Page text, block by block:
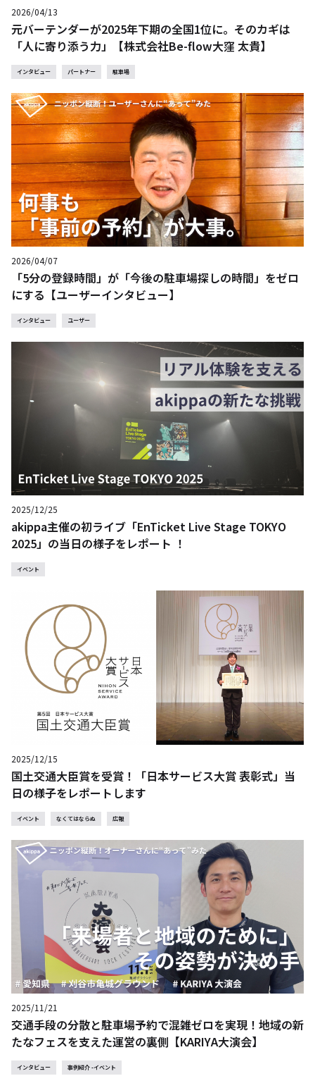
2026/04/13
元バーテンダーが2025年下期の全国1位に。そのカギは
「人に寄り添う力」【株式会社Be-flow大窪 太貴】
インタビュー パートナー 駐車場
2026/04/07
「5分の登録時間」が「今後の駐車場探しの時間」をゼロ
にする【ユーザーインタビュー】
インタビュー ユーザー
2025/12/25
akippa主催の初ライブ「EnTicket Live Stage TOKYO
2025」の当日の様子をレポート ！
イベント
2025/12/15
国土交通大臣賞を受賞！「日本サービス大賞 表彰式」当
日の様子をレポートします
イベント なくてはならぬ 広報
2025/11/21
交通手段の分散と駐車場予約で混雑ゼロを実現！地域の新
たなフェスを支えた運営の裏側【KARIYA大演会】
インタビュー 事例紹介 -イベント